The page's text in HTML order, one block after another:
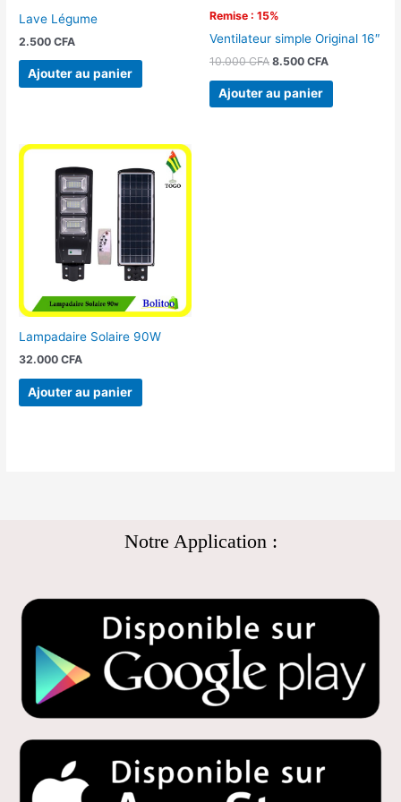
Lave Légume
2.500CFA
Ajouter au panier
Remise : 15%
Ventilateur simple Original 16″
10.000CFA 8.500 CFA
Ajouter au panier
Lampadaire Solaire 90W
32.000CFA
Ajouter au panier
Notre Application :